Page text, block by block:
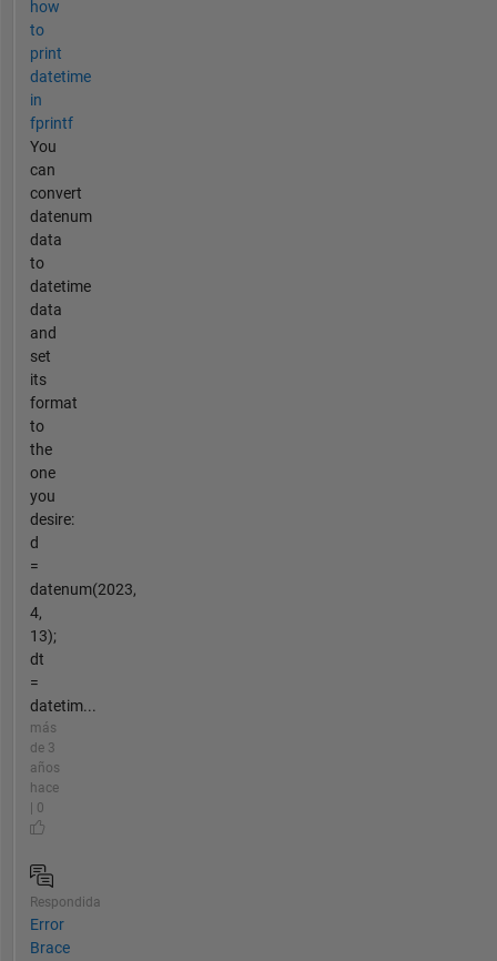
how
to
print
datetime
in
fprintf
You
can
convert
datenum
data
to
datetime
data
and
set
its
format
to
the
one
you
desire:
d
=
datenum(2023,
4,
13);
dt
=
datetim...
más
de 3
años
hace
| 0
Respondida
Error
Brace